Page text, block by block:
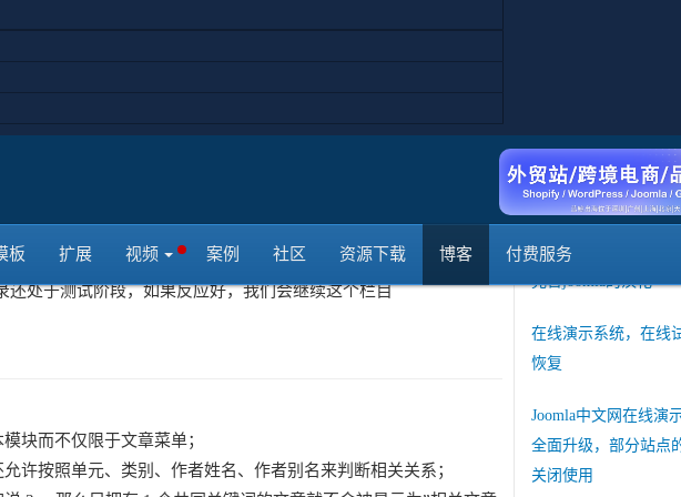
板 扩展 视频 案例 社区 资源下载 博客 付费服务
joomla中文网将会尝试开启每周扩展推
荐栏目，该栏目将会每周向用户推荐一
还处于测试阶段，如果反应好，我们会继续这个栏目
块而不仅限于文章菜单；
许按照单元、类别、作者姓名、作者别名来判断相关关系；
菜单保存的时候提示
joomla官方发布 3.10
完善joomla的汉化
在线演示系统，在线
恢复
Joomla中文网在线演
全面升级，部分站点
关闭使用